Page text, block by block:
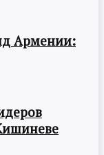
Армении: